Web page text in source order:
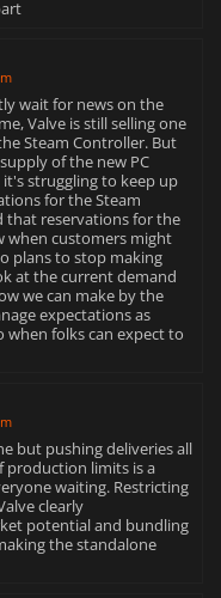
wait for news on the
Valve is still selling one
Steam Controller. But
of the new PC
struggling to keep up
for the Steam
that reservations for the
when customers might
plans to stop making
at the current demand
we can make by the
expectations as
when folks can expect to
but pushing deliveries all
production limits is a
waiting. Restricting
clearly
potential and bundling
the standalone